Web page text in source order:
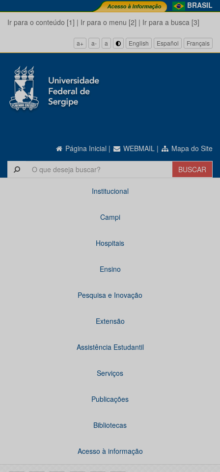
BRASIL
Ir para o conteúdo [1] | Ir para o menu [2] | Ir para a busca [3]
a+ a- a English Español Français
Página Inicial | WEBMAIL | Mapa do Site
Institucional
Campi
Hospitais
Ensino
Pesquisa e Inovação
Extensão
Assistência Estudantil
Serviços
Publicações
Bibliotecas
Acesso à informação